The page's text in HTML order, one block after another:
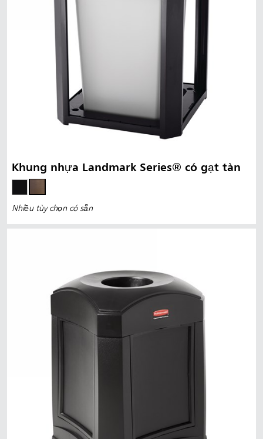
Khung nhựa Landmark Series® có gạt tàn
Nhiều tùy chọn có sẵn